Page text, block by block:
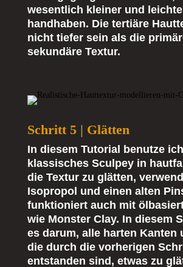
wesentlich kleiner und
handhaben. Die tertiäre
nicht tiefer sein als die
sekundäre Textur.
Schritt 5 | Glätten
In diesem Tutorial benutze ich
klassisches Sculpey in
die Textur zu glätten,
Isopropol und einen alten
funktioniert auch mit
wie Monster Clay. In diesem
es darum, alle harten Kanten
die durch die vorherigen
entstanden sind, etwas zu